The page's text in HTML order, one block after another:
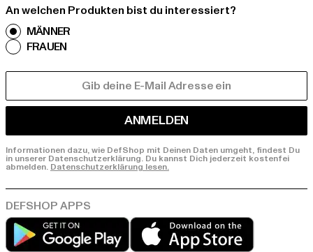
An welchen Produkten bist du interessiert?
MÄNNER
FRAUEN
ANMELDEN
Informationen dazu, wie DefShop mit Deinen Daten umgeht, findest Du
in unserer Datenschutzerklärung. Du kannst Dich jederzeit kostenfei
abmelden. Datenschutzerklärung lesen.
Play market
App store